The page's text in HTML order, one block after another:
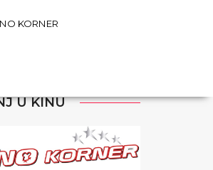
KORNER
U KINU